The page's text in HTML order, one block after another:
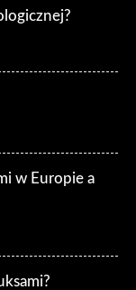
w Europie a